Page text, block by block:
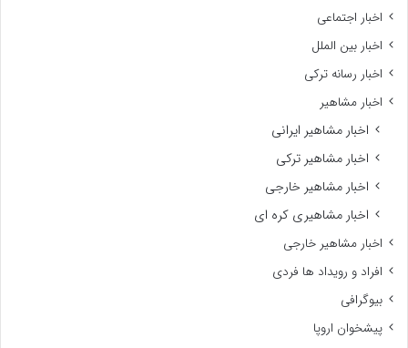
اخبار اجتماعی
اخبار بین الملل
اخبار رسانه ترکی
اخبار مشاهیر
اخبار مشاهیر ایرانی
اخبار مشاهیر ترکی
اخبار مشاهیر خارجی
اخبار مشاهیری کره ای
اخبار مشاهیر خارجی
افراد و رویداد ها فردی
بیوگرافی
پیشخوان اروپا